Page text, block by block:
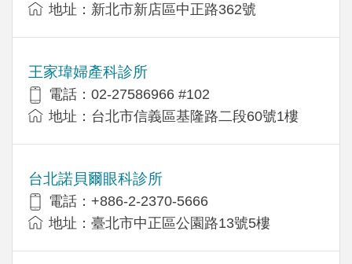
地址：新北市新店區中正路362號
王家瑋婦產科診所
電話：02-27586966 #102
地址：台北市信義區基隆路二段60號1樓
台北諾貝爾眼科診所
電話：+886-2-2370-5666
地址：臺北市中正區公園路13號5樓